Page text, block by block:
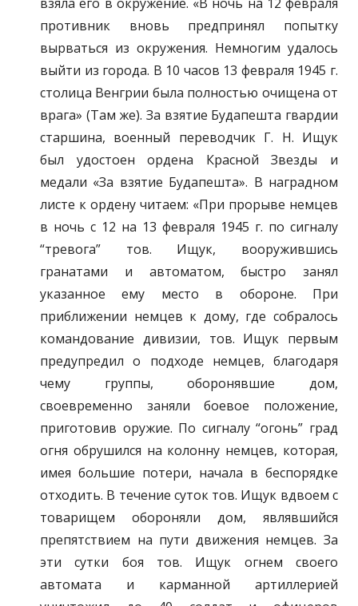
противник вновь предпринял попытку
вырваться из окружения. Немногим удалось
выйти из города. В 10 часов 13 февраля 1945 г.
столица Венгрии была полностью очищена от
врага» (Там же). За взятие Будапешта гвардии
старшина, военный переводчик Г. Н. Ищук
был удостоен ордена Красной Звезды и
медали «За взятие Будапешта». В наградном
листе к ордену читаем: «При прорыве немцев
в ночь с 12 на 13 февраля 1945 г. по сигналу
“тревога” тов. Ищук, вооружившись
гранатами и автоматом, быстро занял
указанное ему место в обороне. При
приближении немцев к дому, где собралось
командование дивизии, тов. Ищук первым
предупредил о подходе немцев, благодаря
чему группы, оборонявшие дом,
своевременно заняли боевое положение,
приготовив оружие. По сигналу “огонь” град
огня обрушился на колонну немцев, которая,
имея большие потери, начала в беспорядке
отходить. В течение суток тов. Ищук вдвоем с
товарищем обороняли дом, являвшийся
препятствием на пути движения немцев. За
эти сутки боя тов. Ищук огнем своего
автомата и карманной артиллерией